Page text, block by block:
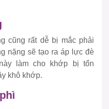
cũng rất dễ bị mắc phải
nặng sẽ tạo ra áp lực đè
làm cho khớp bị tổn
khô khớp.